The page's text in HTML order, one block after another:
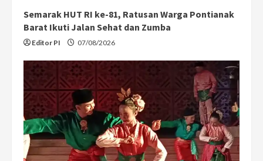
g
Semarak HUT RI ke-81, Ratusan Warga Pontianak
Barat Ikuti Jalan Sehat dan Zumba
Editor PI 07/08/2026